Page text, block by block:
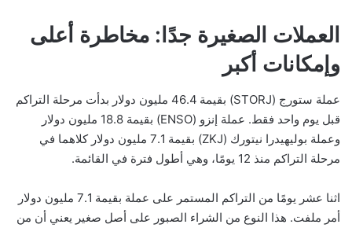
العملات الصغيرة جدًا: مخاطرة أعلى
وإمكانات أكبر
عملة ستورج (STORJ) بقيمة 46.4 مليون دولار بدأت مرحلة التراكم
قبل يوم واحد فقط. عملة إنزو (ENSO) بقيمة 18.8 مليون دولار
وعملة بوليهيدرا نيتورك (ZKJ) بقيمة 7.1 مليون دولار كلاهما في
مرحلة التراكم منذ 12 يومًا، وهي أطول فترة في القائمة.
اثنا عشر يومًا من التراكم المستمر على عملة بقيمة 7.1 مليون دولار
أمر ملفت. هذا النوع من الشراء الصبور على أصل صغير يعني أن من